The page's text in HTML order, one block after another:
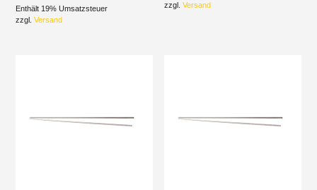
Enthält 19% Umsatzsteuer
zzgl.Versand
zzgl.Versand